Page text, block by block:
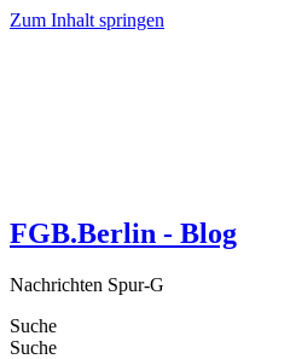
Zum Inhalt springen
FGB.Berlin - Blog
Nachrichten Spur-G
Suche
Suche